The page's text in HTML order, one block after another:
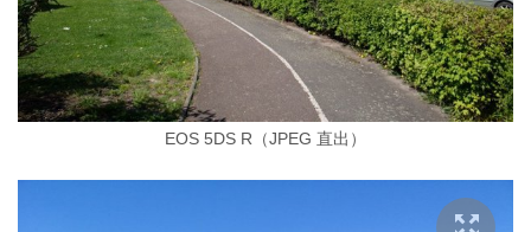
EOS 5DS R（JPEG 直出）